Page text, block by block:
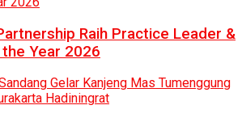
Raih Practice Leader &
Year 2026